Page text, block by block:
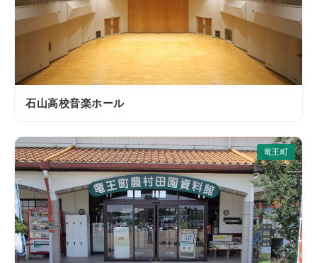
石山高校音楽ホール
竜王町